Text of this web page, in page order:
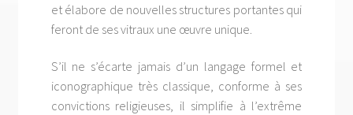
et élabore de nouvelles structures portantes qui
feront de ses vitraux une œuvre unique.
S’il ne s’écarte jamais d’un langage formel et
iconographique très classique, conforme à ses
convictions religieuses, il simplifie à l’extrême